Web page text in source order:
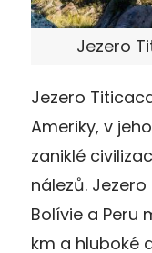
Jezero
Jezero
Ameriky, v
zaniklé
nálezů.
Bolívie a Peru
km a hluboké